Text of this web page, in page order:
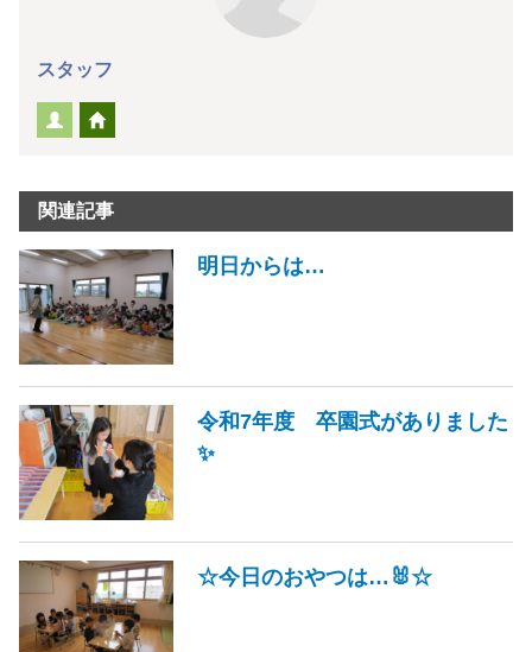
スタッフ
関連記事
明日からは…
令和7年度 卒園式がありました
✨
☆今日のおやつは…🐰☆